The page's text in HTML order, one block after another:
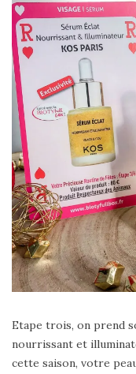
Etape trois, on prend
nourrissant et
cette saison, votre